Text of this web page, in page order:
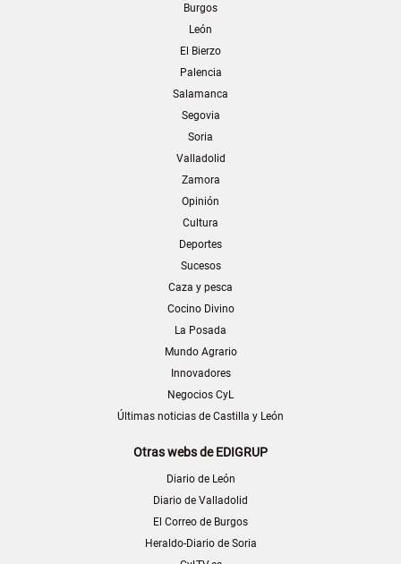
Burgos
León
El Bierzo
Palencia
Salamanca
Segovia
Soria
Valladolid
Zamora
Opinión
Cultura
Deportes
Sucesos
Caza y pesca
Cocino Divino
La Posada
Mundo Agrario
Innovadores
Negocios CyL
Últimas noticias de Castilla y León
Otras webs de EDIGRUP
Diario de León
Diario de Valladolid
El Correo de Burgos
Heraldo-Diario de Soria